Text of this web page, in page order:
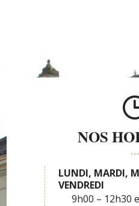
NOS
LUNDI, MARDI,
VENDREDI
9h00 – 12h30